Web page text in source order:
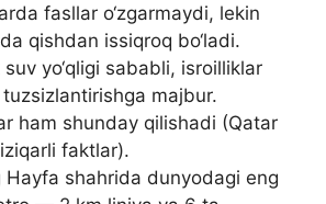
fasllar o‘zgarmaydi, lekin
qishdan issiqroq bo‘ladi.
suv yo‘qligi sababli, isroilliklar
majbur.
ham shunday qilishadi (Qatar
faktlar).
Hayfa shahrida dunyodagi eng